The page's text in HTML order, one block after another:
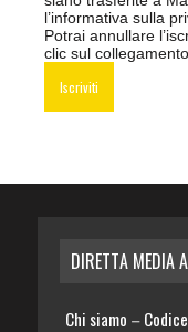
l’informativa sulla
Potrai annullare
clic sul
DIRETTA
Chi siamo –